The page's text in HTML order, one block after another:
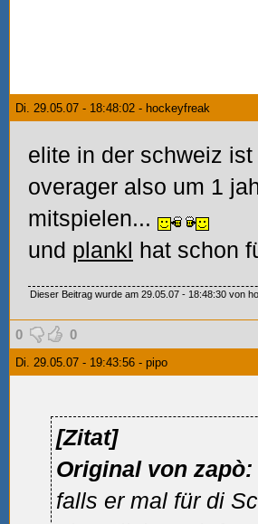
Di. 29.05.07 - 18:48:02 - hockeyfreak
elite in der schweiz
overager also um 1
mitspielen...
und plankl hat schon
Dieser Beitrag wurde am 29.05.07 - 18:48:30 von
0 0
Di. 29.05.07 - 19:43:56 - pipo
[Zitat]
Original von zapò:
falls er mal für di